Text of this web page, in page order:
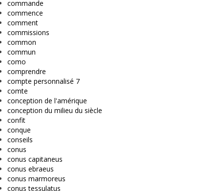
commande
commence
comment
commissions
common
commun
como
comprendre
compte personnalisé 7
comte
conception de l'amérique
conception du milieu du siècle
confit
conque
conseils
conus
conus capitaneus
conus ebraeus
conus marmoreus
conus tessulatus